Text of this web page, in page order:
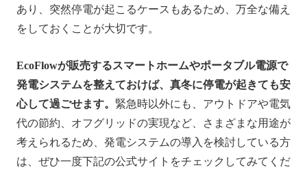
あり、突然停電が起こるケースもあるため、万全な備え
をしておくことが大切です。
EcoFlowが販売するスマートホームやポータブル電源で
発電システムを整えておけば、真冬に停電が起きても安
心して過ごせます。 緊急時以外にも、アウトドアや電気
代の節約、オフグリッドの実現など、さまざまな用途が
考えられるため、発電システムの導入を検討している方
は、ぜひ一度下記の公式サイトをチェックしてみてくだ